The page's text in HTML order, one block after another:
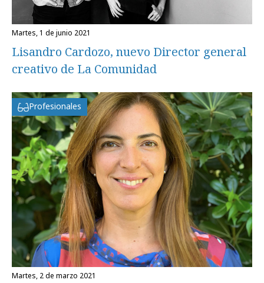
martes, 1 de junio 2021
Lisandro Cardozo, nuevo Director general
creativo de La Comunidad
Profesionales
martes, 2 de marzo 2021